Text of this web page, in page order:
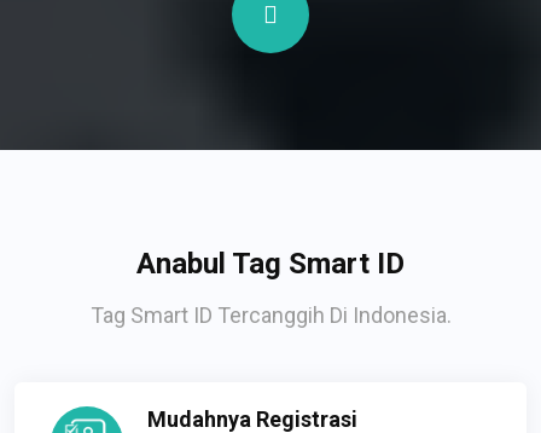
Anabul Tag Smart ID
Tag Smart ID Tercanggih Di Indonesia.
Mudahnya Registrasi